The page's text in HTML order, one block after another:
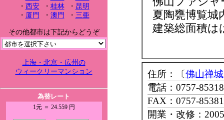
・ 西安・ 桂林・ 昆明
・ 厦門 ・ 澳門 ・ 三亜
その他都市は下記からどうぞ
上海・北京・広州の
ウィークリーマンション
為替レート
1元 ＝ 24.559 円
夏陶甕博覧城
建築総面積は
住所：〔佛山禅
電話：0757-
FAX：0757-
開業・改修：